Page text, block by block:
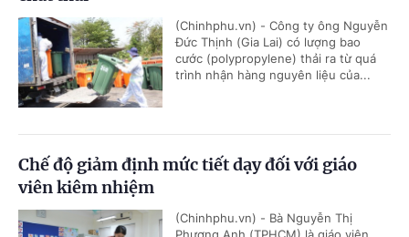
(Chinhphu.vn) - Công ty ông Nguyễn
Đức Thịnh (Gia Lai) có lượng bao
cước (polypropylene) thải ra từ quá
trình nhận hàng nguyên liệu của...
Chế độ giảm định mức tiết dạy đối với giáo
viên kiêm nhiệm
(Chinhphu.vn) - Bà Nguyễn Thị